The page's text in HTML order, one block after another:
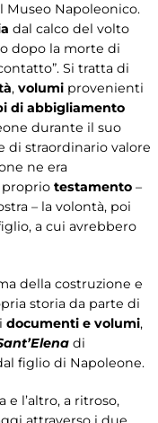
Museo Napoleonico.
dal calco del volto
dopo la morte di
Si tratta di
, volumi provenienti
di abbigliamento
durante il suo
di straordinario valore
ne era
proprio testamento –
– la volontà, poi
a cui avrebbero
della costruzione e
storia da parte di
documenti e volumi,
di
figlio di Napoleone.
e l’altro, a ritroso,